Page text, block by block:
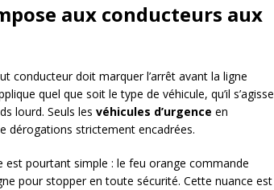
aux conducteurs aux
conducteur doit marquer l’arrêt avant la ligne
quel que soit le type de véhicule, qu’il s’agisse
lourd. Seuls les véhicules d’urgence en
dérogations strictement encadrées.
pourtant simple : le feu orange commande
pour stopper en toute sécurité. Cette nuance est